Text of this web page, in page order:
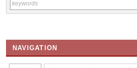
NAVIGATION
HOME